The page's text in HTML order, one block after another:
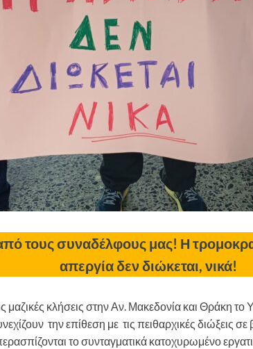
τους συναδέλφους μας! Η
απεργία δεν διώκεται, νικά!
μαζικές κλήσεις στην Αν. Μακεδονία και Θράκη το
την επίθεση με τις πειθαρχικές διώξεις
το συνταγματικά κατοχυρωμένο